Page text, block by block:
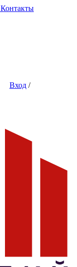
Контакты
Вход /